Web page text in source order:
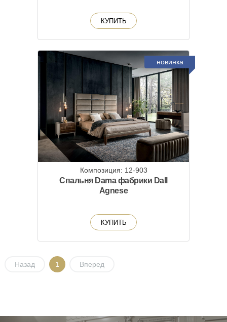
КУПИТЬ
новинка
Композиция: 12-903
Спальня Dama фабрики Dall
Agnese
КУПИТЬ
Назад 1 Вперед